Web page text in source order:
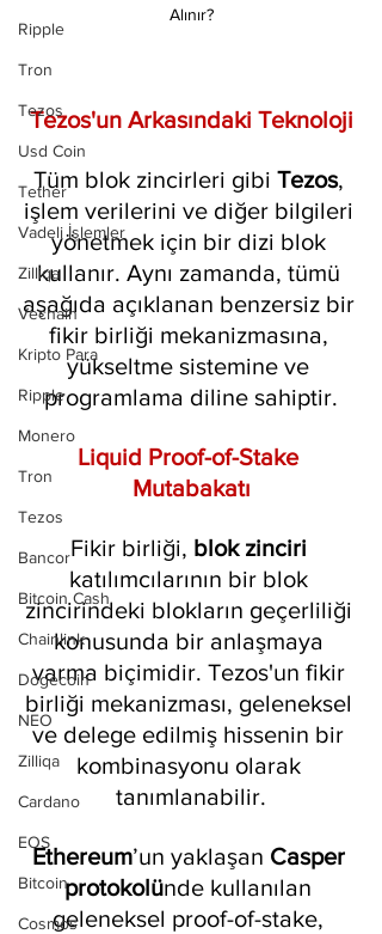
Ripple
Tron
Tezos
Usd Coin
Tether
Vadeli İşlemler
Zilliqa
Vechain
Kripto Para
Ripple
Monero
Tron
Tezos
Bancor
Bitcoin Cash
Chainlink
Dogecoin
NEO
Zilliqa
Cardano
EOS
Bitcoin
Cosmos
Alınır?
Tezos'un Arkasındaki Teknoloji
Tüm blok zincirleri gibi Tezos,
işlem verilerini ve diğer bilgileri
yönetmek için bir dizi blok
kullanır. Aynı zamanda, tümü
aşağıda açıklanan benzersiz bir
fikir birliği mekanizmasına,
yükseltme sistemine ve
programlama diline sahiptir.
Liquid Proof-of-Stake
Mutabakatı
Fikir birliği, blok zinciri
katılımcılarının bir blok
zincirindeki blokların geçerliliği
konusunda bir anlaşmaya
varma biçimidir. Tezos'un fikir
birliği mekanizması, geleneksel
ve delege edilmiş hissenin bir
kombinasyonu olarak
tanımlanabilir.
Ethereum’un yaklaşan Casper
protokolünde kullanılan
geleneksel proof-of-stake,